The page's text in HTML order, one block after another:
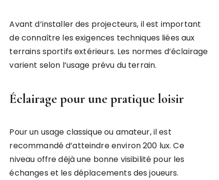
Avant d’installer des projecteurs, il est important
de connaître les exigences techniques liées aux
terrains sportifs extérieurs. Les normes d’éclairage
varient selon l’usage prévu du terrain.
Éclairage pour une pratique loisir
Pour un usage classique ou amateur, il est
recommandé d’atteindre environ 200 lux. Ce
niveau offre déjà une bonne visibilité pour les
échanges et les déplacements des joueurs.